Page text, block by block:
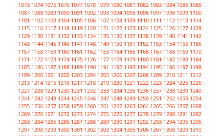
1073 1074 1075 1076 1077 1078 1079 1080 1081 1082 1083 1084 1085 1086
1087 1088 1089 1090 1091 1092 1093 1094 1095 1096 1097 1098 1099 1100
1101 1102 1103 1104 1105 1106 1107 1108 1109 1110 1111 1112 1113 1114
1115 1116 1117 1118 1119 1120 1121 1122 1123 1124 1125 1126 1127 1128
1129 1130 1131 1132 1133 1134 1135 1136 1137 1138 1139 1140 1141 1142
1143 1144 1145 1146 1147 1148 1149 1150 1151 1152 1153 1154 1155 1156
1157 1158 1159 1160 1161 1162 1163 1164 1165 1166 1167 1168 1169 1170
1171 1172 1173 1174 1175 1176 1177 1178 1179 1180 1181 1182 1183 1184
1185 1186 1187 1188 1189 1190 1191 1192 1193 1194 1195 1196 1197 1198
1199 1200 1201 1202 1203 1204 1205 1206 1207 1208 1209 1210 1211 1212
1213 1214 1215 1216 1217 1218 1219 1220 1221 1222 1223 1224 1225 1226
1227 1228 1229 1230 1231 1232 1233 1234 1235 1236 1237 1238 1239 1240
1241 1242 1243 1244 1245 1246 1247 1248 1249 1250 1251 1252 1253 1254
1255 1256 1257 1258 1259 1260 1261 1262 1263 1264 1265 1266 1267 1268
1269 1270 1271 1272 1273 1274 1275 1276 1277 1278 1279 1280 1281 1282
1283 1284 1285 1286 1287 1288 1289 1290 1291 1292 1293 1294 1295 1296
1297 1298 1299 1300 1301 1302 1303 1304 1305 1306 1307 1308 1309 1310